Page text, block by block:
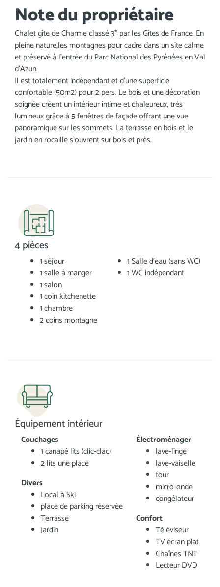
Note du propriétaire
Chalet gîte de Charme classé 3* par les Gîtes de France. En
pleine nature,les montagnes pour cadre dans un site calme
et préservé à l'entrée du Parc National des Pyrénées en Val
d'Azun.
Il est totalement indépendant et d'une superficie
confortable (50m2) pour 2 pers. Le bois et une décoration
soignée créent un intérieur intime et chaleureux, très
lumineux grâce à 5 fenêtres de façade offrant une vue
panoramique sur les sommets. La terrasse en bois et le
jardin en rocaille s'ouvrent sur bois et prés.
4 pièces
1 séjour
1 salle à manger
1 salon
1 coin kitchenette
1 chambre
2 coins montagne
1 Salle d'eau (sans WC)
1 WC indépendant
Équipement intérieur
Couchages
1 canapé lits (clic-clac)
2 lits une place
Divers
Local à Ski
place de parking réservée
Terrasse
Jardin
Électroménager
lave-linge
lave-vaiselle
four
micro-onde
congélateur
Confort
Téléviseur
TV écran plat
Chaînes TNT
Lecteur DVD